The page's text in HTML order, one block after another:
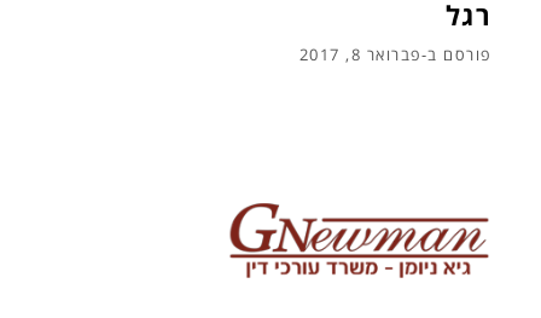
רגל
פורסם ב-פברואר 8, 2017